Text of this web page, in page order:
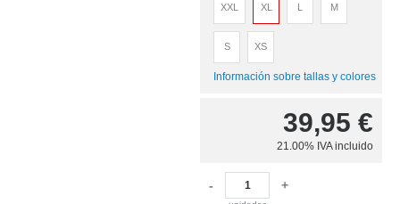
XXL XL L M
S XS
Información sobre tallas y colores
39,95 €
21.00% IVA incluido
- +